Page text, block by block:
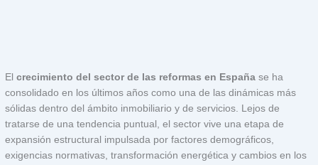
Elcrecimiento del sector de las reformas en España se ha
consolidado en los últimos años como una de las dinámicas más
sólidas dentro del ámbito inmobiliario y de servicios. Lejos de
tratarse de una tendencia puntual, el sector vive una etapa de
expansión estructural impulsada por factores demográficos,
exigencias normativas, transformación energética y cambios en los